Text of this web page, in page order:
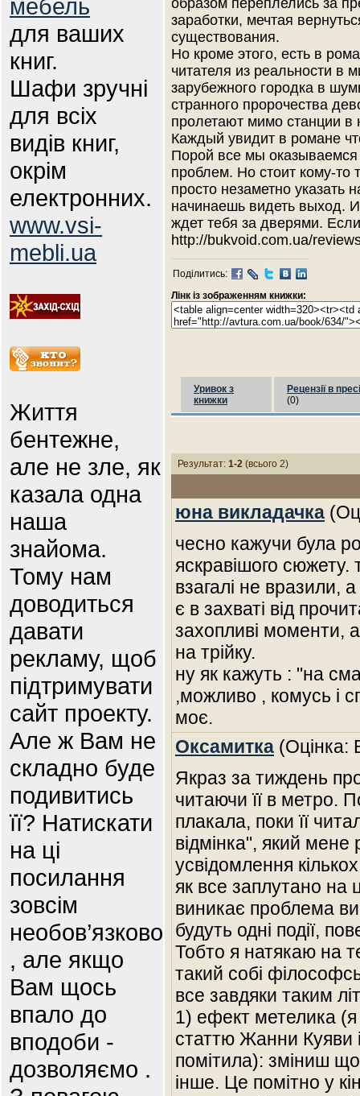
мебель
для ваших
книг.
Шафи зручні
для всіх
видів книг,
окрім
електронних.
www.vsi-
mebli.ua
Життя
бентежне,
але не зле, як
казала одна
наша
знайома.
Тому нам
доводиться
давати
рекламу, щоб
підтримувати
сайт проекту.
Але ж Вам не
складно буде
подивитись
її? Натискати
на ці
посилання
зовсім
необов’язково
, але якщо
Вам щось
впало до
вподоби -
дозволяємо .
образом переплелись за
заработки, мечтая
существования.
Но кроме этого, есть в
читателя из реальности в
зарубежного городка в
странного пророчества
пролетают мимо станции
Каждый увидит в романе
Порой все мы оказываемся
проблем. Но стоит кому-
просто незаметно указать
начинаешь видеть выход.
ждет тебя за дверями.
http://bukvoid.com.ua/
Поділитись:
Лінк із зображенням книжки:
Уривок з
книжки
Рецензії в пресі
(0)
Результат: 1-2 (всього 2)
юна викладачка
чесно кажучи була
яскравішого сюжету.
взагалі не вразили,
є в захваті від
захопливі моменти,
на трійку.
ну як кажуть : "на
,можливо , комусь і
моє.
Оксамитка (Оцінка:
Якраз за тиждень
читаючи її в метро.
плакала, поки її
відмінка", який
усвідомлення
як все заплутано на
виникає проблема
будуть одні події,
Тобто я натякаю на
такий собі
все завдяки таким
1) ефект метелика (я
статтю Жанни Куяви
помітила): зміниш
інше. Це помітно у